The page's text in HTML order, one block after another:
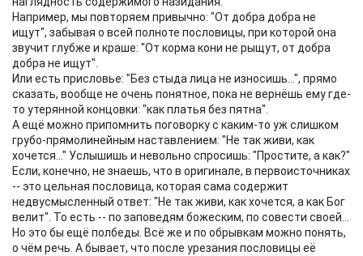
Например, мы повторяем привычно: "От добра добра не
ищут", забывая о всей полноте пословицы, при которой она
звучит глубже и краше: "От корма кони не рыщут, от добра
добра не ищут".
Или есть присловье: "Без стыда лица не износишь...", прямо
сказать, вообще не очень понятное, пока не вернёшь ему где-
то утерянной концовки: "как платья без пятна".
А ещё можно припомнить поговорку с каким-то уж слишком
грубо-прямолинейным наставлением: "Не так живи, как
хочется..." Услышишь и невольно спросишь: "Простите, а как?"
Если, конечно, не знаешь, что в оригинале, в первоисточниках
-- это цельная пословица, которая сама содержит
недвусмысленный ответ: "Не так живи, как хочется, а как Бог
велит". То есть -- по заповедям божеским, по совести своей...
Но это бы ещё полбеды. Всё же и по обрывкам можно понять,
о чём речь. А бывает, что после урезания пословицы её